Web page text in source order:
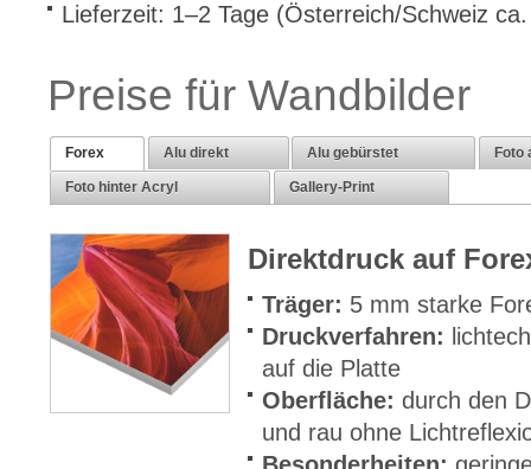
Lieferzeit: 1–2 Tage (Österreich/Schweiz
Preise für Wandbilder
Forex Alu direkt Alu gebürstet Foto
Foto hinter Acryl Gallery-Print
Direktdruck auf
Träger: 5 mm starke
Druckverfahren:
auf die Platte
Oberfläche: durch den
und rau ohne